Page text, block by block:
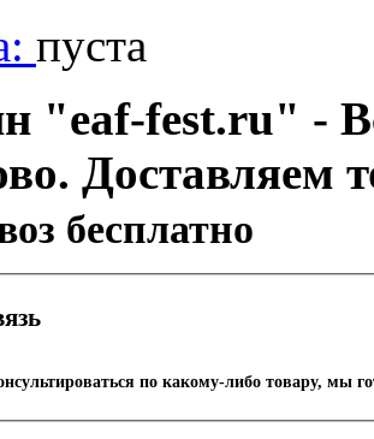
пуста
"eaf-fest.ru" -
Доставляем
бесплатно
по какому-либо товару, мы